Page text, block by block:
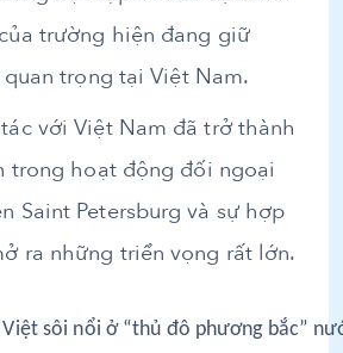
trường hiện đang giữ
trọng tại Việt Nam.
với Việt Nam đã trở thành
trong hoạt động đối ngoại
Saint Petersburg và sự hợp
ra những triển vọng rất lớn.